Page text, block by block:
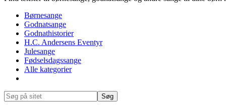
Børnesange
Godnatsange
Godnathistorier
H.C. Andersens Eventyr
Julesange
Fødselsdagssange
Alle kategorier
Søg